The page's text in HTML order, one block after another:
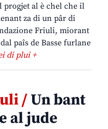
al è chel che il
za di un pâr di
Friuli, miorant
paîs de Basse furlane
di plui +
/Un bant
al jude